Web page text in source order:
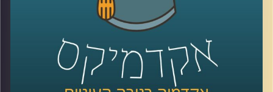
המודל המשולש למלחמה במחלה ציבורית זו
AudioVersity